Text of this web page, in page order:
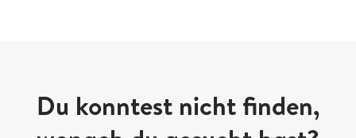
Du konntest nicht finden,